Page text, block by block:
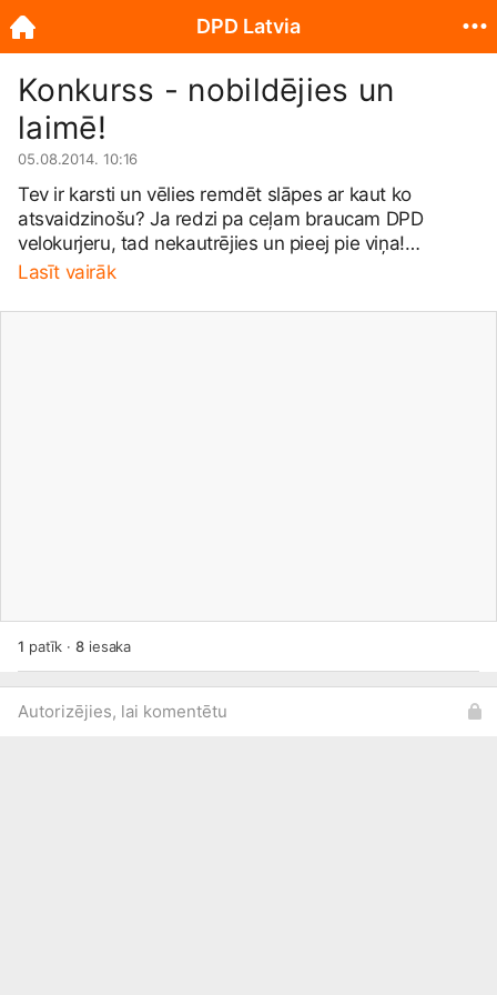
Konkurss - nobildējies un
laimē!
05.08.2014. 10:16
Tev ir karsti un vēlies remdēt slāpes ar kaut ko
atsvaidzinošu? Ja redzi pa ceļam braucam DPD
velokurjeru, tad nekautrējies un pieej pie viņa!
Nofotografējies kopā ar viņu un dāvanā Tu saņemsi
sarūpējis īpašu balvu. Lai piedalītos konkursā: * Esi
Lasīt vairāk
1 patīk ·8iesaka
Autorizējies, lai komentētu
DPD Latvia